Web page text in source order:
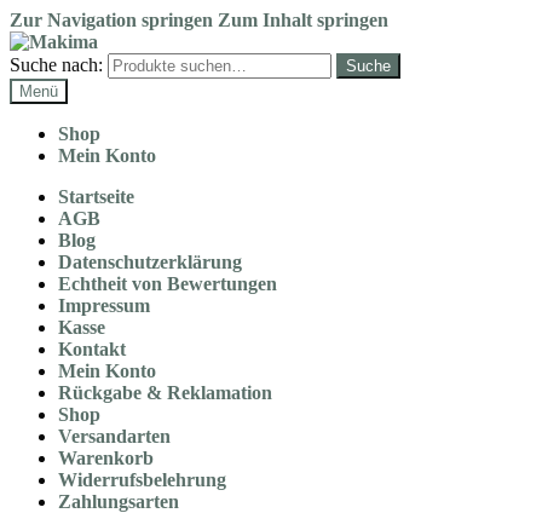
Zur Navigation springen Zum Inhalt springen
Suche nach:
Suche
Menü
Shop
Mein Konto
Startseite
AGB
Blog
Datenschutz­erklärung
Echtheit von Bewertungen
Impressum
Kasse
Kontakt
Mein Konto
Rückgabe & Reklamation
Shop
Versandarten
Warenkorb
Widerrufsbelehrung
Zahlungsarten